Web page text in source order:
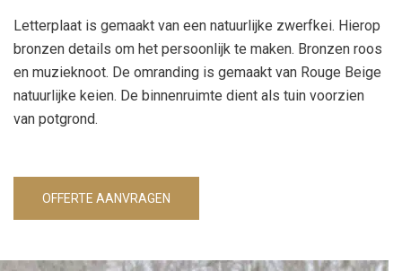
Letterplaat is gemaakt van een natuurlijke zwerfkei. Hierop
bronzen details om het persoonlijk te maken. Bronzen roos
en muzieknoot. De omranding is gemaakt van Rouge Beige
natuurlijke keien. De binnenruimte dient als tuin voorzien
van potgrond.
OFFERTE AANVRAGEN